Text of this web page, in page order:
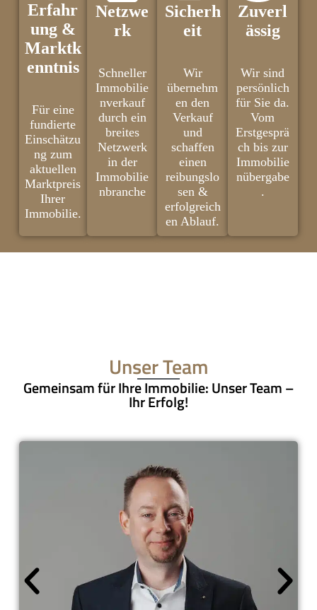
Erfahr
ung &
Marktk
enntnis
Für eine
fundierte
Einschätzu
ng zum
aktuellen
Marktpreis
Ihrer
Immobilie.
Netzwe
rk
Schneller
Immobilie
nverkauf
durch ein
breites
Netzwerk
in der
Immobilie
nbranche
Sicherh
eit
Wir
übernehm
en den
Verkauf
und
schaffen
einen
reibungslo
sen &
erfolgreich
en Ablauf.
Zuverl
ässig
Wir sind
persönlich
für Sie da.
Vom
Erstgesprä
ch bis zur
Immobilie
nübergabe
.
Unser Team
Gemeinsam für Ihre Immobilie: Unser Team –
Ihr Erfolg!